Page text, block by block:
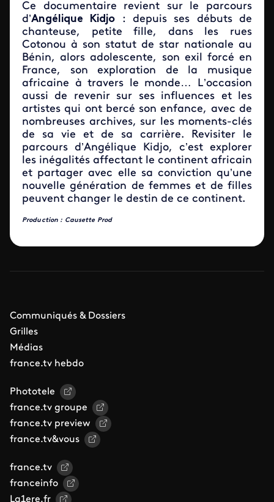
Ce documentaire revient sur le parcours
d’Angélique Kidjo : depuis ses débuts de
chanteuse, petite fille, dans les rues
Cotonou à son statut de star nationale au
Bénin, alors adolescente, son exil forcé en
France, son exploration de la musique
africaine à travers le monde… L’occasion
aussi de revenir sur ses influences et les
artistes qui ont bercé son enfance, avec de
nombreuses archives, sur les moments-clés
de sa vie et de sa carrière. Revisiter le
parcours d’Angélique Kidjo, c’est explorer
les inégalités affectant le continent africain
et partager avec elle sa conviction qu’une
nouvelle génération de femmes et de filles
peuvent changer le destin de ce continent.
Production : Causette Prod
Communiqués & Dossiers
Grilles
Médias
france.tv hebdo
Phototele
france.tv groupe
france.tv preview
france.tv&vous
france.tv
franceinfo
La1ere.fr